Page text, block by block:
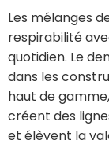
Les mélanges
respirabilité
quotidien. Le
dans les
haut de
créent des
et élèvent la